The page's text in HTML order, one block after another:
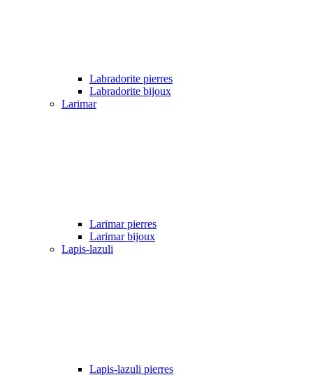
Labradorite pierres
Labradorite bijoux
Larimar
Larimar pierres
Larimar bijoux
Lapis-lazuli
Lapis-lazuli pierres